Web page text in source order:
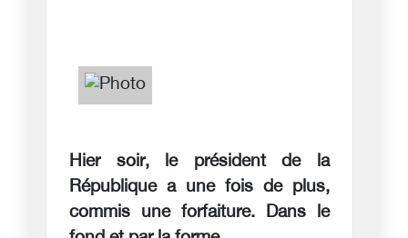
Hier soir, le président de la
République a une fois de plus,
commis une forfaiture. Dans le